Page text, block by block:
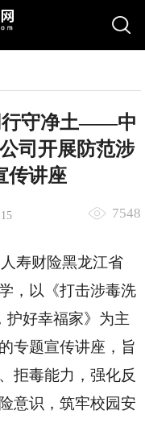
行守净土——中
司开展防范涉
传讲座
7548
寿财险黑龙江省
，以《打击涉毒洗
护好幸福家》为主
专题宣传讲座，旨
拒毒能力，强化反
意识，筑牢校园安